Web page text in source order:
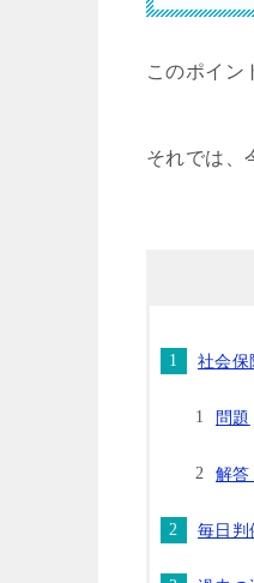
このポイン
それでは、
社会保
問題
解答
毎日判